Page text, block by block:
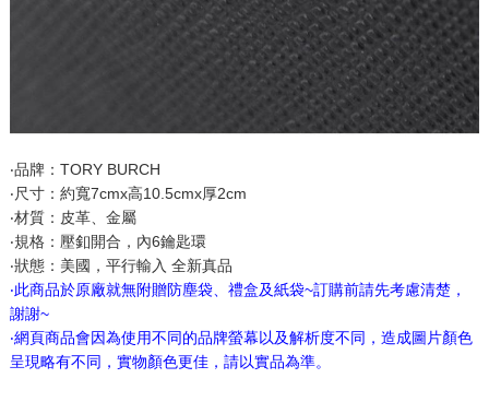
‧品牌：TORY BURCH
‧尺寸：約寬7cmx高10.5cmx厚2cm
‧材質：皮革、金屬
‧規格：壓釦開合，內6鑰匙環
‧狀態：美國，平行輸入 全新真品
‧此商品於原廠就無附贈防塵袋、禮盒及紙袋~訂購前請先考慮清楚，
謝謝~
‧網頁商品會因為使用不同的品牌螢幕以及解析度不同，造成圖片顏色
呈現略有不同，實物顏色更佳，請以實品為準。